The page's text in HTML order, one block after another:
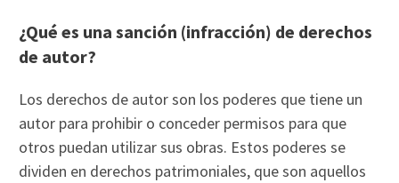
¿Qué es una sanción (infracción) de derechos
de autor?
Los derechos de autor son los poderes que tiene un
autor para prohibir o conceder permisos para que
otros puedan utilizar sus obras. Estos poderes se
dividen en derechos patrimoniales, que son aquellos